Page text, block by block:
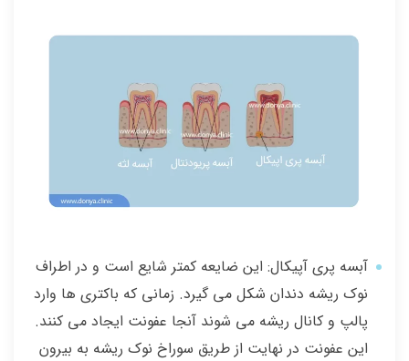
آبسه پری آپیکال: این ضایعه کمتر شایع است و در اطراف
نوک ریشه دندان شکل می گیرد. زمانی که باکتری ها وارد
پالپ و کانال ریشه می شوند آنجا عفونت ایجاد می کنند.
این عفونت در نهایت از طریق سوراخ نوک ریشه به بیرون